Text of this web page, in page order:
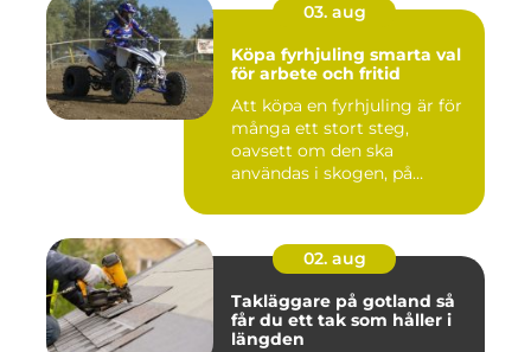
03. aug
Köpa fyrhjuling smarta val
för arbete och fritid
Att köpa en fyrhjuling är för
många ett stort steg,
oavsett om den ska
användas i skogen, på
02. aug
Takläggare på gotland så
får du ett tak som håller i
längden